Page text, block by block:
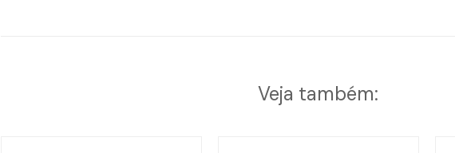
Veja também: